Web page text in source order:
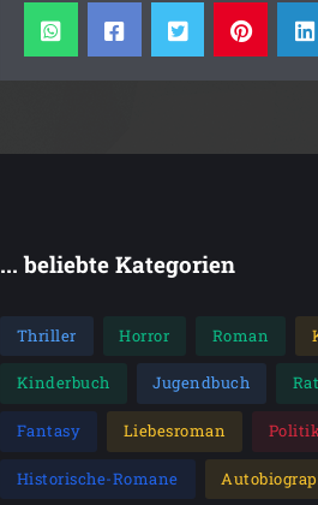
... beliebte Kategorien
Thriller Horror Roman
Kinderbuch Jugendbuch
Fantasy Liebesroman
Historische-Romane